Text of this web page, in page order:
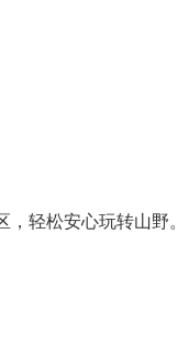
轻松安心玩转山野。